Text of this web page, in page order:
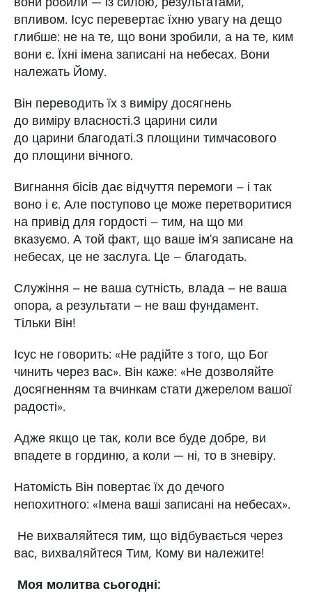
впливом. Ісус перевертає їхню увагу на дещо
глибше: не на те, що вони зробили, а на те, ким
вони є. Їхні імена записані на небесах. Вони
належать Йому.
Він переводить їх з виміру досягнень
до виміру власності.З царини сили
до царини благодаті.З площини тимчасового
до площини вічного.
Вигнання бісів дає відчуття перемоги – і так
воно і є. Але поступово це може перетворитися
на привід для гордості – тим, на що ми
вказуємо. А той факт, що ваше ім'я записане на
небесах, це не заслуга. Це – благодать.
Служіння – не ваша сутність, влада – не ваша
опора, а результати – не ваш фундамент.
Тільки Він!
Ісус не говорить: «Не радійте з того, що Бог
чинить через вас». Він каже: «Не дозволяйте
досягненням та вчинкам стати джерелом вашої
радості».
Адже якщо це так, коли все буде добре, ви
впадете в гординю, а коли — ні, то в зневіру.
Натомість Він повертає їх до дечого
непохитного: «Імена ваші записані на небесах».
Не вихваляйтеся тим, що відбувається через
вас, вихваляйтеся Тим, Кому ви належите!
Моя молитва сьогодні: